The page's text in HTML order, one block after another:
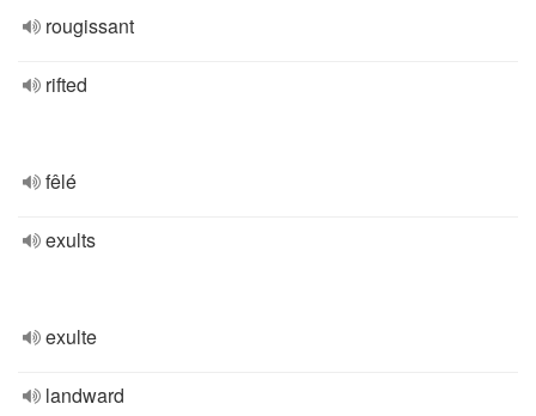
rougissant
rifted
fêlé
exults
exulte
landward